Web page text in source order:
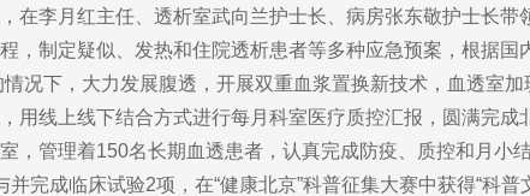
李月红主任、透析室武向兰护士长、病房张东敬护士长带
，制定疑似、发热和住院透析患者等多种应急预案，根据
况下，大力发展腹透，开展双重血浆置换新技术，血透室
用线上线下结合方式进行每月科室医疗质控汇报，圆满完成
管理着150名长期血透患者，认真完成防疫、质控和月小
完成临床试验2项，在“健康北京”科普征集大赛中获得“科